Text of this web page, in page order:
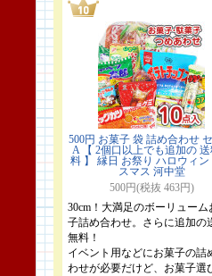
500円 お菓子 袋 詰め合わせ
A 【 2個口以上でも追加の
料 】 縁日 お祭り ハロウィン
スマス 河中堂
500円(税抜 463円)
30cm！大満足のボーリューム
子詰め合わせ。さらに追加の
無料！
イベント用などにお菓子の詰
わせが必要だけど、お菓子選